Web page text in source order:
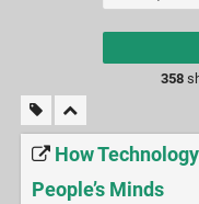
358
How
People’s Minds